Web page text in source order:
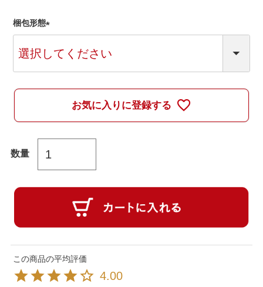
梱包形態
必
お気に入りに登録する
4.00